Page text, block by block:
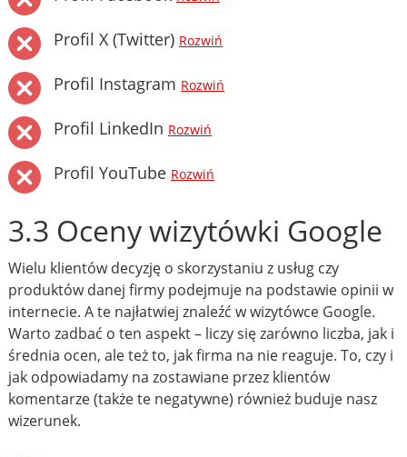
Profil X (Twitter) Rozwiń
Profil Instagram Rozwiń
Profil LinkedIn Rozwiń
Profil YouTube Rozwiń
3.3 Oceny wizytówki Google
Wielu klientów decyzję o skorzystaniu z usług czy
produktów danej firmy podejmuje na podstawie opinii w
internecie. A te najłatwiej znaleźć w wizytówce Google.
Warto zadbać o ten aspekt – liczy się zarówno liczba, jak i
średnia ocen, ale też to, jak firma na nie reaguje. To, czy i
jak odpowiadamy na zostawiane przez klientów
komentarze (także te negatywne) również buduje nasz
wizerunek.